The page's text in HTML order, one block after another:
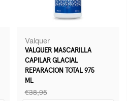
Valquer
VALQUER MASCARILLA
CAPILAR GLACIAL
REPARACION TOTAL 975
ML
€38,95